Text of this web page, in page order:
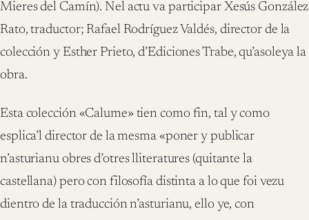
Mieres del Camín). Nel actu va participar Xesús González
Rato, traductor; Rafael Rodríguez Valdés, director de la
colección y Esther Prieto, d’Ediciones Trabe, qu’asoleya la
obra.
Esta colección «Calume» tien como fin, tal y como
esplica’l director de la mesma «poner y publicar
n’asturianu obres d’otres lliteratures (quitante la
castellana) pero con filosofía distinta a lo que foi vezu
dientro de la traducción n’asturianu, ello ye, con